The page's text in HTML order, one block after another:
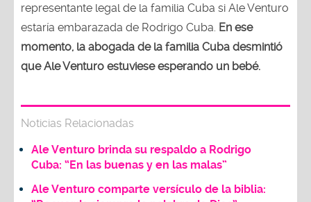
representante legal de la familia Cuba si Ale Venturo
estaría embarazada de Rodrigo Cuba. En ese
momento, la abogada de la familia Cuba desmintió
que Ale Venturo estuviese esperando un bebé.
Noticias Relacionadas
Ale Venturo brinda su respaldo a Rodrigo
Cuba: “En las buenas y en las malas”
Ale Venturo comparte versículo de la biblia: